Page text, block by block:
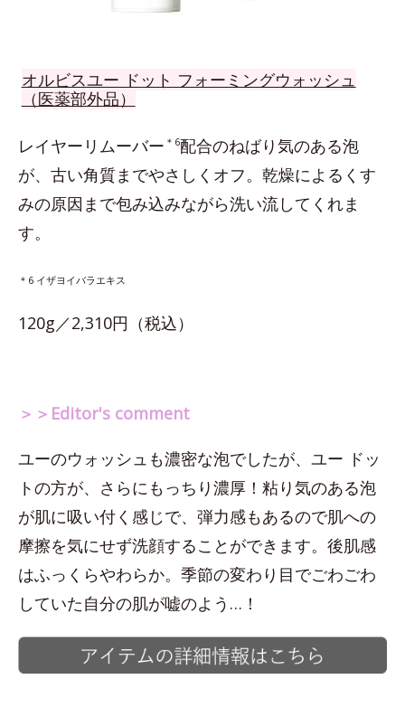
オルビスユー ドット フォーミングウォッシュ
（医薬部外品）
レイヤーリムーバー ＊6配合のねばり気のある泡
が、古い角質までやさしくオフ。乾燥によるくす
みの原因まで包み込みながら洗い流してくれま
す。
＊6 イザヨイバラエキス
120g／2,310円（税込）
＞＞Editor's comment
ユーのウォッシュも濃密な泡でしたが、ユー ドッ
トの方が、さらにもっちり濃厚！粘り気のある泡
が肌に吸い付く感じで、弾力感もあるので肌への
摩擦を気にせず洗顔することができます。後肌感
はふっくらやわらか。季節の変わり目でごわごわ
していた自分の肌が嘘のよう…！